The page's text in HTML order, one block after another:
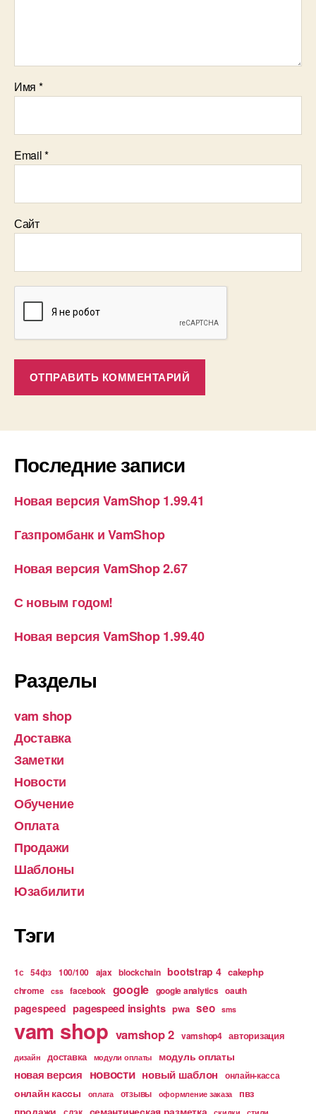
Имя *
Email*
Сайт
Последние записи
Новая версия VamShop 1.99.41
Газпромбанк и VamShop
Новая версия VamShop 2.67
С новым годом!
Новая версия VamShop 1.99.40
Разделы
vam shop
Доставка
Заметки
Новости
Обучение
Оплата
Продажи
Шаблоны
Юзабилити
Тэги
1с 54фз 100/100 ajax blockchain bootstrap 4 cakephp
chrome css facebook google google analytics oauth
pagespeed pagespeed insights pwa seo sms
vam shop vamshop 2 vamshop4 авторизация
дизайн доставка модули оплаты модуль оплаты
новая версия новости новый шаблон онлайн-касса
онлайн кассы оплата отзывы оформление заказа пвз
продажи семантическая разметка